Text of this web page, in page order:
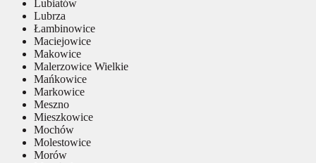
Lubiatów
Lubrza
Łambinowice
Maciejowice
Makowice
Malerzowice Wielkie
Mańkowice
Markowice
Meszno
Mieszkowice
Mochów
Molestowice
Morów